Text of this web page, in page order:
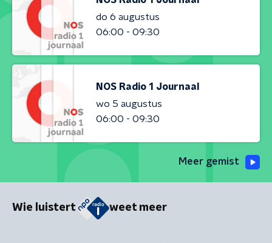
do 6 augustus
06:00 - 09:30
NOS Radio 1 Journaal
wo 5 augustus
06:00 - 09:30
Meer gemist
Wie luistert weet meer